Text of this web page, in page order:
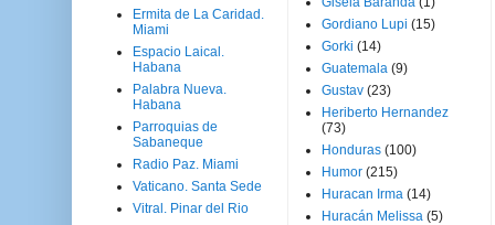
Ermita de La Caridad.
Miami
Espacio Laical.
Habana
Palabra Nueva.
Habana
Parroquias de
Sabaneque
Radio Paz. Miami
Vaticano. Santa Sede
Vitral. Pinar del Rio
Gordiano Lupi (15)
Gorki (14)
Guatemala (9)
Gustav (23)
Heriberto Hernandez
(73)
Honduras (100)
Humor (215)
Huracan Irma (14)
Huracán Melissa (5)